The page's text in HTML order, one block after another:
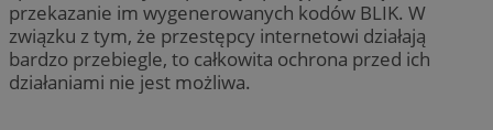
przekazanie im wygenerowanych kodów BLIK. W
związku z tym, że przestępcy internetowi działają
bardzo przebiegle, to całkowita ochrona przed ich
działaniami nie jest możliwa.